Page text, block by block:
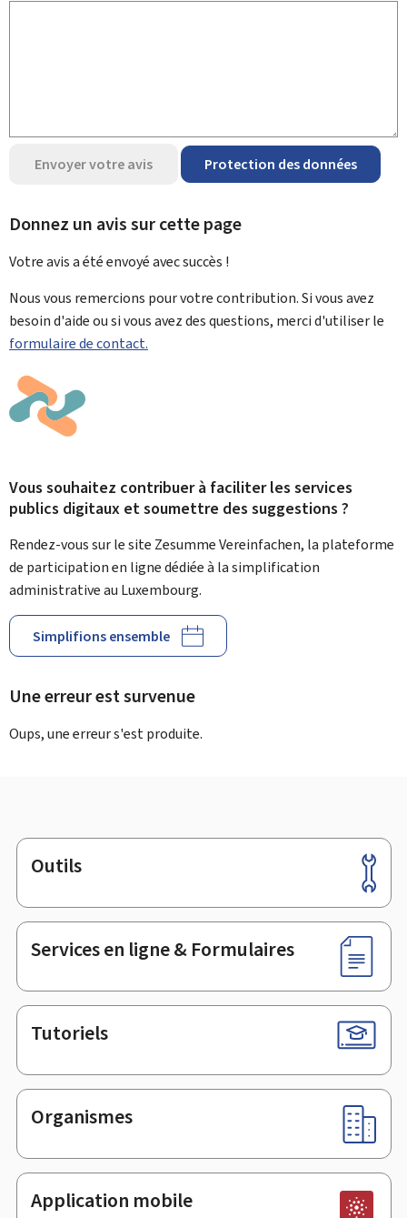
Envoyer votre avis Protection des données
Donnez un avis sur cette page
Votre avis a été envoyé avecsuccès !
Nous vous remercions pour votre contribution. Si vous avez
besoin d'aide ou si vous avez des questions, merci d'utiliser le
formulaire de contact.
Vous souhaitez contribuer à faciliter les services
publics digitaux et soumettre des suggestions ?
Rendez-vous sur le site Zesumme Vereinfachen, la plateforme
de participation en ligne dédiée à la simplification
administrative au Luxembourg.
Simplifions ensemble
Une erreur est survenue
Oups, une erreur s'est produite.
Pied
de
page
Outils
Services en ligne & Formulaires
Tutoriels
Organismes
Application mobile